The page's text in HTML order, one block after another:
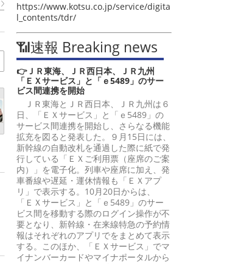
https://www.kotsu.co.jp/service/digita
l_contents/tdr/
📶速報 Breaking news
👉ＪＲ東海、ＪＲ西日本、ＪＲ九州
「ＥＸサービス」と「ｅ5489」のサー
ビス間連携を開始
ＪＲ東海とＪＲ西日本、ＪＲ九州は６
日、「ＥＸサービス」と「ｅ5489」の
サービス間連携を開始し、さらなる機能
拡充を図ると発表した。９月15日には、
新幹線の自動改札を通過した際に紙で発
行している「ＥＸご利用票（座席のご案
内）」を電子化。列車や座席に加え、発
車番線や遅延・運休情報も「ＥＸアプ
リ」で表示する。10月20日からは、
「ＥＸサービス」と「ｅ5489」のサー
ビス間を移動する際のログイン操作が不
要となり、新幹線・在来線特急の予約情
報はそれぞれのアプリでをまとめて表示
する。このほか、「ＥＸサービス」でマ
イナンバーカードやマイナポータルから